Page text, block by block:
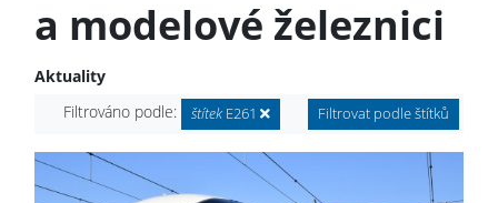
a modelové železnici
Aktuality
Filtrováno podle:
štítekE261 Filtrovat podle štítků